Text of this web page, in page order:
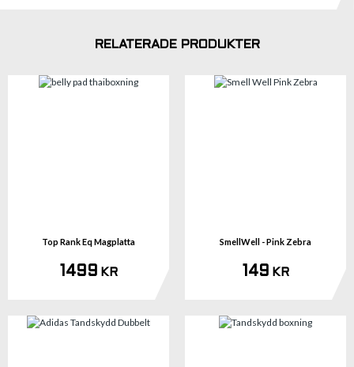
RELATERADE PRODUKTER
Top Rank Eq Magplatta
1499 KR
SmellWell - Pink Zebra
149 KR